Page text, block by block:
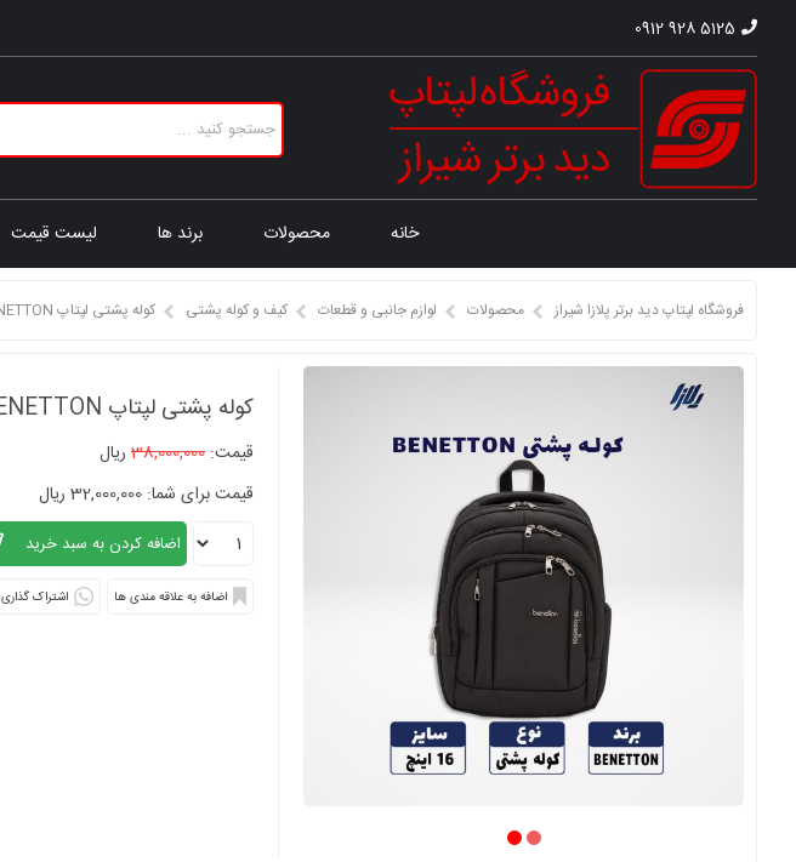
0912 928 5125
خانه محصولات برند ها لیست قیمت
فروشگاه لپتاپ دید برتر پلازا شیراز محصولات لوازم جانبی و قطعات کیف و کوله پشتی کوله پشتی لپتاپ BENETTON مشکی
کوله پشتی لپتاپ BENETTON مشکی
قیمت: 38,000,000 ریال
قیمت برای شما: 32,000,000 ریال
اشتراک گذاری